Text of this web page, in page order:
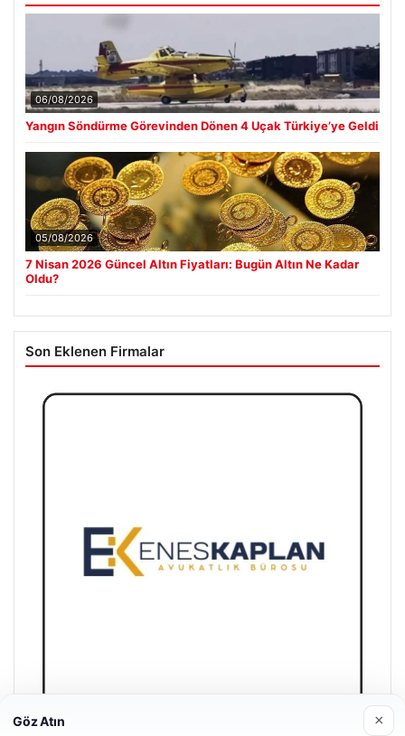
06/08/2026
Yangın Söndürme Görevinden Dönen 4 Uçak Türkiye’ye Geldi
05/08/2026
7 Nisan 2026 Güncel Altın Fiyatları: Bugün Altın Ne Kadar
Oldu?
Son Eklenen Firmalar
Göz Atın ×